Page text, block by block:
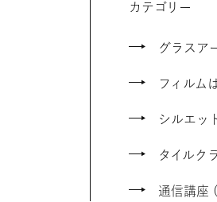
カテゴリー
グラスア
フィルム
シルエッ
タイルク
通信講座